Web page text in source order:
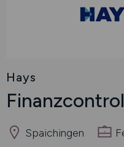
Hays
Spaichingen